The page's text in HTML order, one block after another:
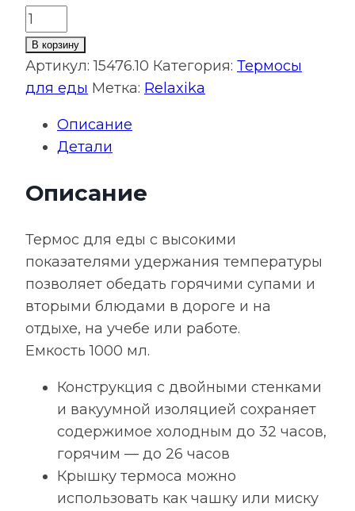
Количество
товара
Термос
для
Relaxika
1000,
В корзину
Артикул:15476.10 Категория: Термосы
для еды Метка: Relaxika
Описание
Детали
Описание
Термос для еды с высокими
показателями удержания температуры
позволяет обедать горячими супами и
вторыми блюдами в дороге и на
отдыхе, на учебе или работе.
Емкость 1000 мл.
Конструкция с двойными стенками
и вакуумной изоляцией сохраняет
содержимое холодным до 32 часов,
горячим — до 26 часов
Крышку термоса можно
использовать как чашку или миску